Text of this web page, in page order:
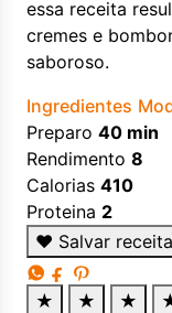
essa receita
cremes e
saboroso.
Ingredientes
Preparo 40 min
Rendimento 8
Calorias 410
Proteina 2
♥ Salvar receita
★ ★ ★